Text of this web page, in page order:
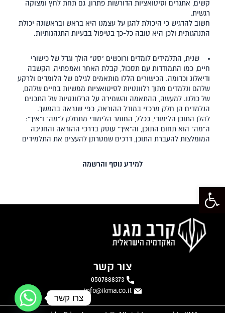
פתח סרגל נגישות
קשים, אתגרים וסיטואציות הדורשות פתרון, גם תחת לחץ ומצוקה
רגשית.
חשוב להדגיש כי היכולת להגן על עצמנו היא בראש ובראשונה יכולת
התנהגותית ולכן היא טובה כל-כך בטיפול בבעיות התנהגותיות.
שנית, התלמידים לומדים ורוכשים "סט" הולך וגדל של כישורי
חיים, כמו התמודדות עם תסכול, קבלת האחר ואמפתיה, הקשבה
ודיאלוג וכדומה. הכישורים הללו מותאמים לגילם של הלומדים ולרקע
שלהם ונלמדים מתוך רלוונטיות לסיטואציות ממשיות בחיים שלהם,
של כולנו. למעשה, ההתאמה והשמירה על הרלוונטיות של התכנים
הנלמדים הן חלק מרכזי במודל ההוראה, כפי שנראה בהמשך.
להלן התוכן הלימודי, ככלל, החומר הלימודי מתחלק ל"מה" ו"איך":
ה"מה" הוא תחום התוכן, וה"איך" עוסק בדרכי ההוראה והחניכה
המומלצות להעברת התוכן, דרכים שמטרתן להעצים את התלמידים
למידע נוסף והרשמה
צור קשר
0507888373
info@ikma.co.il
צרו קשר